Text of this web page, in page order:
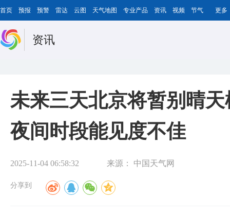
首页 预报 预警 雷达 云图 天气地图 专业产品 资讯 视频 节气 更多
资讯
未来三天北京将暂别晴
夜间时段能见度不佳
2025-11-04 06:58:32 来源： 中国天气网
分享到